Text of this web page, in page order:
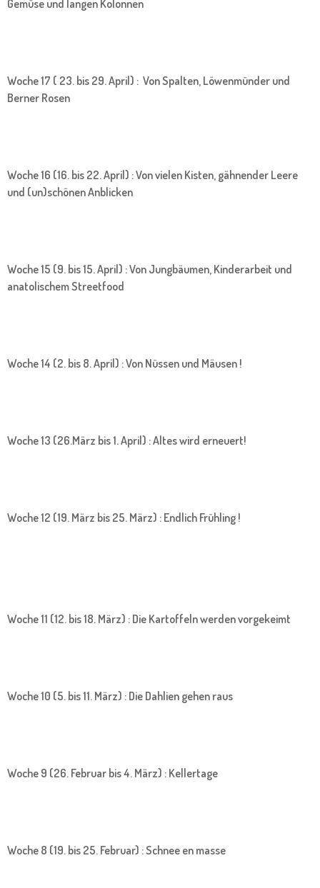
Gemüse und langen Kolonnen
Woche 17 ( 23. bis 29. April) : Von Spalten, Löwenmünder und
Berner Rosen
Woche 16 (16. bis 22. April) : Von vielen Kisten, gähnender Leere
und (un)schönen Anblicken
Woche 15 (9. bis 15. April) : Von Jungbäumen, Kinderarbeit und
anatolischem Streetfood
Woche 14 (2. bis 8. April) : Von Nüssen und Mäusen !
Woche 13 (26.März bis 1. April) : Altes wird erneuert!
Woche 12 (19. März bis 25. März) : Endlich Frühling !
Woche 11 (12. bis 18. März) : Die Kartoffeln werden vorgekeimt
Woche 10 (5. bis 11. März) : Die Dahlien gehen raus
Woche 9 (26. Februar bis 4. März) : Kellertage
Woche 8 (19. bis 25. Februar) : Schnee en masse